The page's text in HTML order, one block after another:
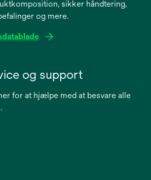
sikker håndtering,
og mere.
og support
for at hjælpe med at besvare alle